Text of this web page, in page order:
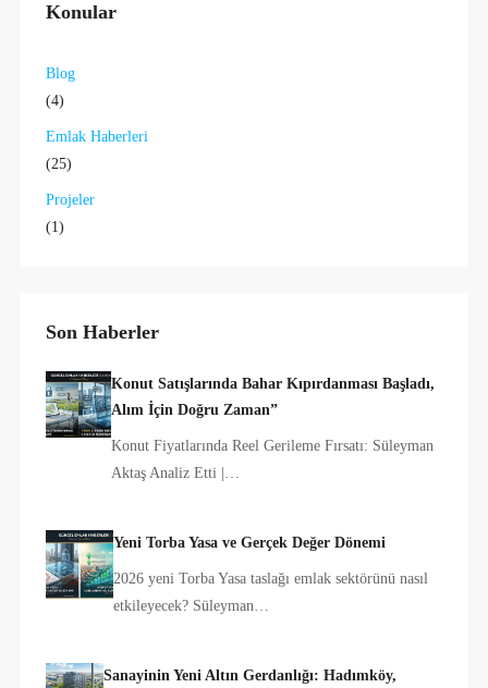
Konular
Blog
(4)
Emlak Haberleri
(25)
Projeler
(1)
Son Haberler
Konut Satışlarında Bahar Kıpırdanması Başladı,
Alım İçin Doğru Zaman”
Konut Fiyatlarında Reel Gerileme Fırsatı: Süleyman
Aktaş Analiz Etti |…
Yeni Torba Yasa ve Gerçek Değer Dönemi
2026 yeni Torba Yasa taslağı emlak sektörünü nasıl
etkileyecek? Süleyman…
Sanayinin Yeni Altın Gerdanlığı: Hadımköy,